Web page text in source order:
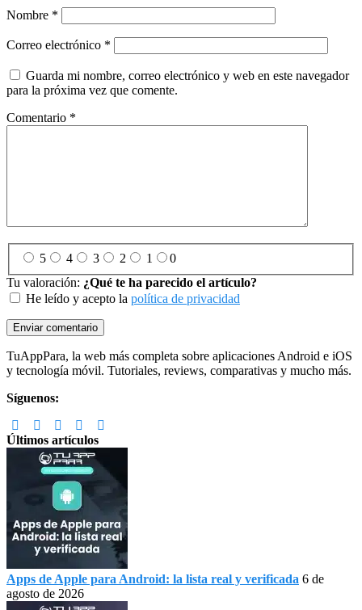
Nombre *
Correo electrónico *
Guarda mi nombre, correo electrónico y web en este navegador
para la próxima vez que comente.
Comentario *
5 4 3 2 1
0
Tu valoración: ¿Qué te ha parecido el artículo?
He leído y acepto la política de privacidad
Footer
TuAppPara, la web más completa sobre aplicaciones Android e iOS
y tecnología móvil. Tutoriales, reviews, comparativas y mucho más.
Síguenos:
Últimos artículos
Apps de Apple para Android: la lista real y verificada 6 de
agosto de 2026